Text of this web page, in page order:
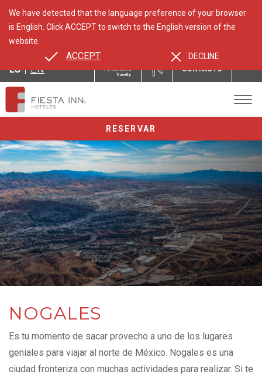
ES EN CONTACTO
RESERVAR
We have detected that the language preference of your browser
is English. Click ACCEPT to switch to the English version of the
website.
ACCEPT DECLINE
NOGALES
Es tu momento de sacar provecho a uno de los lugares
geniales para viajar al norte de México. Nogales es una
ciudad fronteriza con muchas actividades para realizar. Si te